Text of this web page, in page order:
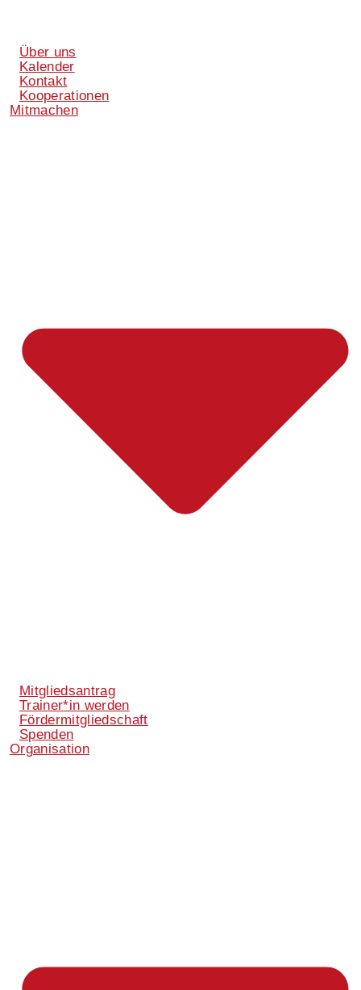
Über uns
Kalender
Kontakt
Kooperationen
Mitmachen
Mitgliedsantrag
Trainer*in werden
Fördermitgliedschaft
Spenden
Organisation